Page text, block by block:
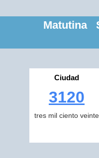
Matutina
Ciudad
3120
tres mil ciento veinte